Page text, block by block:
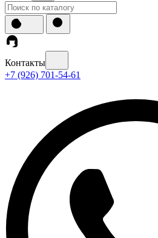
Контакты
+7 (926) 701-54-61